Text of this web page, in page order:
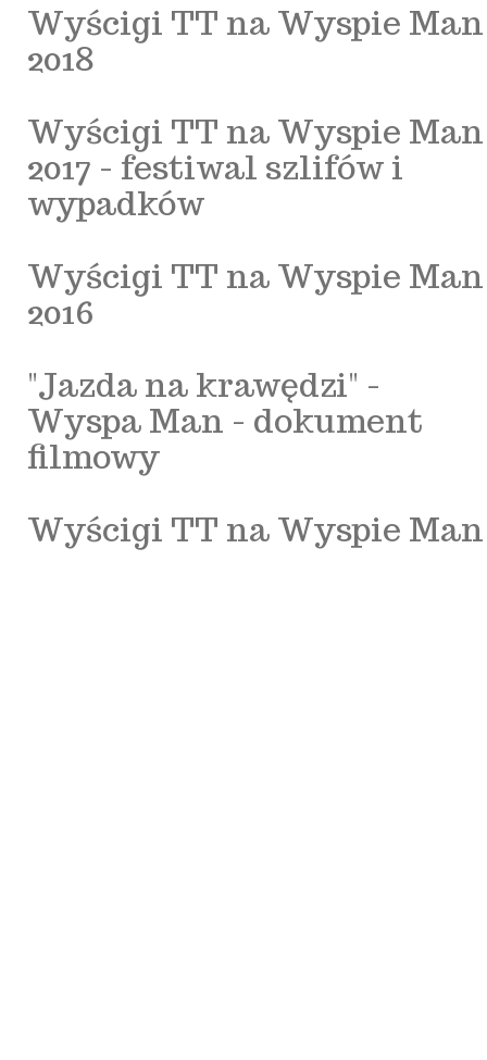
Wyścigi TT na Wyspie Man
2018
Wyścigi TT na Wyspie Man
2017 - festiwal szlifów i
wypadków
Wyścigi TT na Wyspie Man
2016
"Jazda na krawędzi" -
Wyspa Man - dokument
filmowy
Wyścigi TT na Wyspie Man